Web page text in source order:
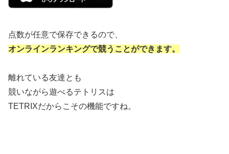
点数が任意で保存できるので、
オンラインランキングで競うことができます。
離れている友達とも
競いながら遊べるテトリスは
TETRIXだからこその機能ですね。